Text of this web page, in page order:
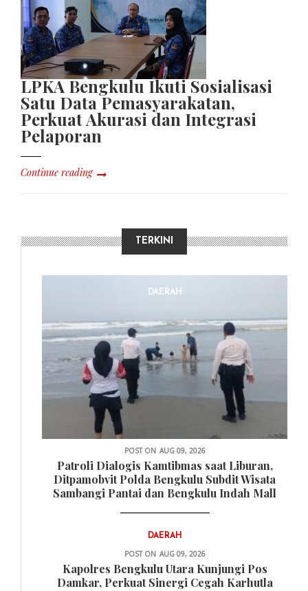
LPKA Bengkulu Ikuti Sosialisasi
Satu Data Pemasyarakatan,
Perkuat Akurasi dan Integrasi
Pelaporan
Continue reading
TERKINI
DAERAH
POST ON AUG 09, 2026
Patroli Dialogis Kamtibmas saat Liburan,
Ditpamobvit Polda Bengkulu Subdit Wisata
Sambangi Pantai dan Bengkulu Indah Mall
DAERAH
POST ON AUG 09, 2026
Kapolres Bengkulu Utara Kunjungi Pos
Damkar, Perkuat Sinergi Cegah Karhutla